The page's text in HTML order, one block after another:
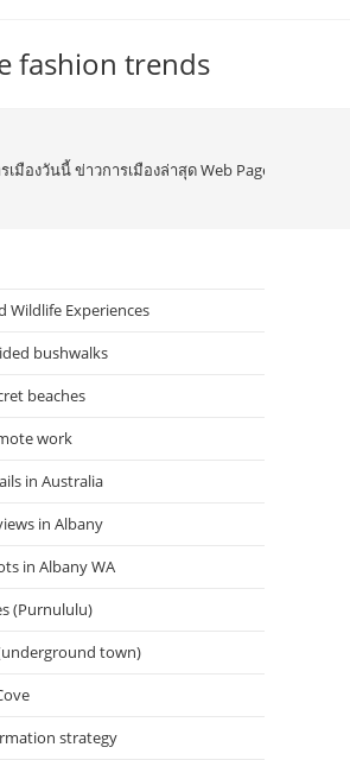
fashion trends
มืองวันนี้ ข่าวการเมืองล่าสุด Web Page 4046
Wildlife Experiences
bushwalks
beaches
work
in Australia
in Albany
in Albany WA
(Purnululu)
town)
strategy